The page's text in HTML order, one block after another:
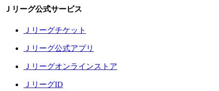
Ｊリーグ公式サービス
Ｊリーグチケット
Ｊリーグ公式アプリ
Ｊリーグオンラインストア
ＪリーグID